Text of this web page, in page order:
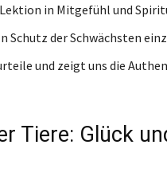
in Mitgefühl und
Schutz der Schwächsten
und zeigt uns die
Tiere: Glück